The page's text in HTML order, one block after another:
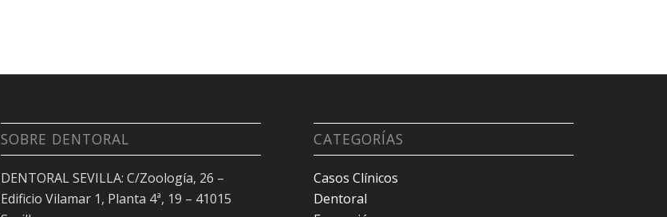
SOBRE DENTORAL
DENTORAL SEVILLA: C/Zoología, 26 –
Edificio Vilamar 1, Planta 4ª, 19 – 41015
CATEGORÍAS
Casos Clínicos
Dentoral